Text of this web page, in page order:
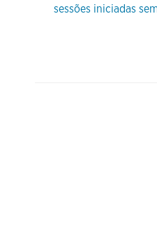
sessões iniciadas